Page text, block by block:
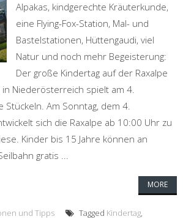
Alpakas, kindgerechte Kräuterkunde,
eine Flying-Fox-Station, Mal- und
Bastelstationen, Hüttengaudi, viel
Natur und noch mehr Begeisterung:
Der große Kindertag auf der Raxalpe
Niederösterreich spielt am 4.
Am Sonntag, dem 4.
sich die Raxalpe ab 10:00 Uhr zu
Kinder bis 15 Jahre können an
gratis ...
MORE
und Tipps Tagged Kindertag,